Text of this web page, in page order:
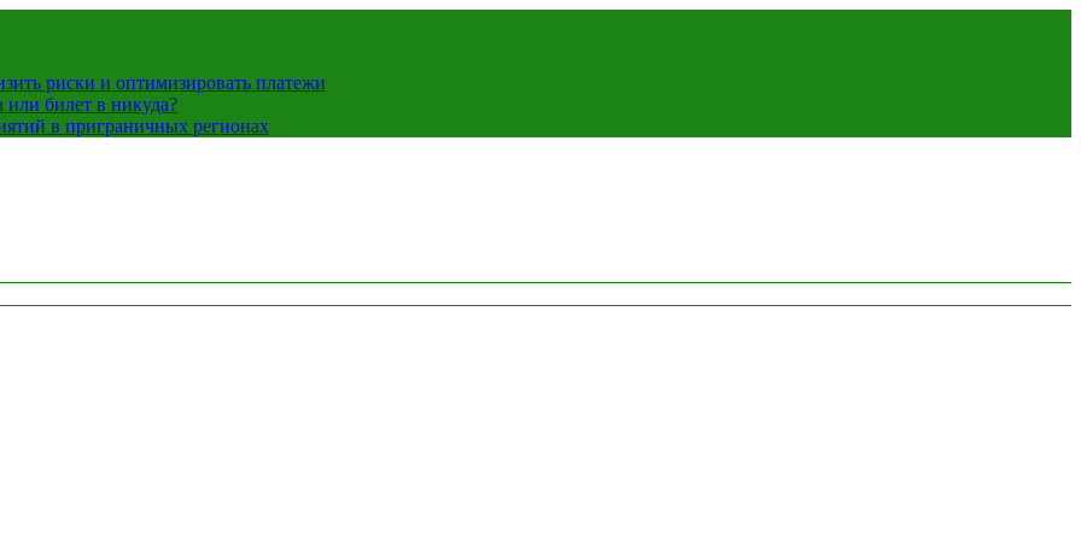
риски и оптимизировать платежи
или билет в никуда?
в приграничных регионах